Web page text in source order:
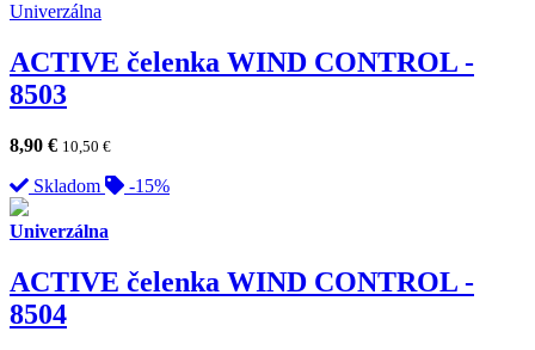
Univerzálna
ACTIVE čelenka WIND CONTROL -
8503
8,90 € 10,50 €
Skladom -15%
Univerzálna
ACTIVE čelenka WIND CONTROL -
8504